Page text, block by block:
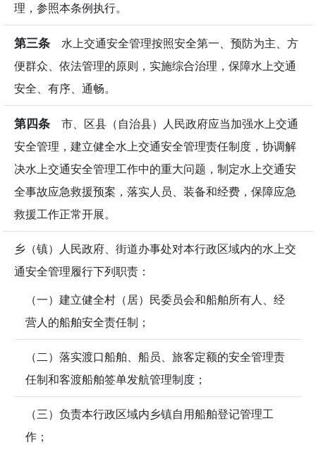
理，参照本条例执行。
第三条 水上交通安全管理按照安全第一、预防为主、方
便群众、依法管理的原则，实施综合治理，保障水上交通
安全、有序、通畅。
第四条 市、区县（自治县）人民政府应当加强水上交通
安全管理，建立健全水上交通安全管理责任制度，协调解
决水上交通安全管理工作中的重大问题，制定水上交通安
全事故应急救援预案，落实人员、装备和经费，保障应急
救援工作正常开展。
乡（镇）人民政府、街道办事处对本行政区域内的水上交
通安全管理履行下列职责：
（一）建立健全村（居）民委员会和船舶所有人、经
营人的船舶安全责任制；
（二）落实渡口船舶、船员、旅客定额的安全管理责
任制和客渡船舶签单发航管理制度；
（三）负责本行政区域内乡镇自用船舶登记管理工
作；